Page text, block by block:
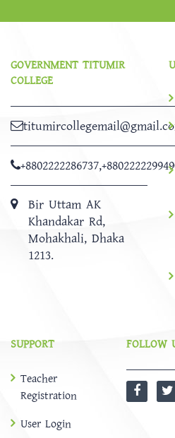
GOVERNMENT TITUMIR
COLLEGE
+8802222286737,
Bir Uttam AK
Khandakar Rd,
Mohakhali, Dhaka
1213.
SUPPORT
Teacher
Registration
User Login
FOLLOW